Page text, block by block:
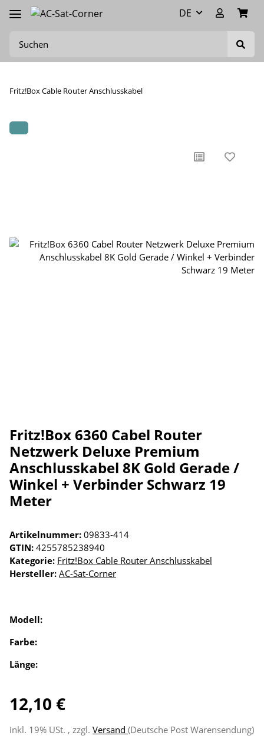
DE
Fritz!Box Cable Router Anschlusskabel
Fritz!Box 6360 Cabel Router
Netzwerk Deluxe Premium
Anschlusskabel 8K Gold Gerade /
Winkel + Verbinder Schwarz 19
Meter
Artikelnummer: 09833-414
GTIN: 4255785238940
Kategorie: Fritz!Box Cable Router Anschlusskabel
Hersteller: AC-Sat-Corner
Modell:
Farbe:
Länge:
12,10 €
inkl. 19% USt. , zzgl. Versand (Deutsche Post Warensendung)